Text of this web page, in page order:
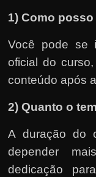
1) Como
Você pode se
oficial do
conteúdo após
2) Quanto o
A duração do
depender
dedicação